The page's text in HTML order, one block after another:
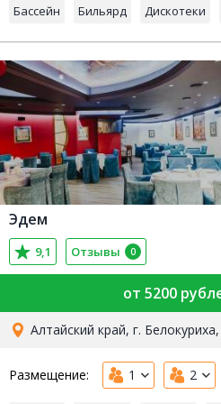
Бассейн Бильярд Дискотеки
Эдем
9,1 Отзывы 0
от 5200
Алтайский край, г.
Размещение: 1 2